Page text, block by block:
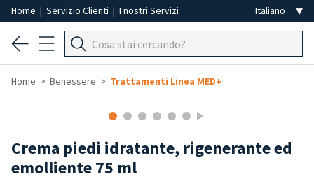
Home | Servizio Clienti | I nostri Servizi
Home Benessere Trattamenti Linea MED+
Crema piedi idratante, rigenerante ed
emolliente 75 ml